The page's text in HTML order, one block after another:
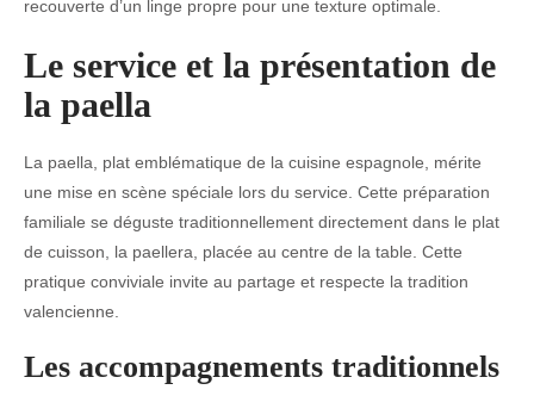
recouverte d’un linge propre pour une texture optimale.
Le service et la présentation de
la paella
La paella, plat emblématique de la cuisine espagnole, mérite
une mise en scène spéciale lors du service. Cette préparation
familiale se déguste traditionnellement directement dans le plat
de cuisson, la paellera, placée au centre de la table. Cette
pratique conviviale invite au partage et respecte la tradition
valencienne.
Les accompagnements traditionnels